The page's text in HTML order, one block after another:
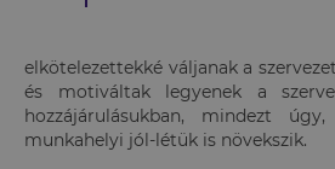
elkötelezettekké váljanak a
és motiváltak legyenek a
hozzájárulásukban, mindezt
munkahelyi jól-létük is növekszik.